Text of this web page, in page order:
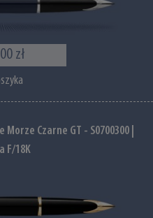
zł
Czarne GT - S0700300 |
F/18K